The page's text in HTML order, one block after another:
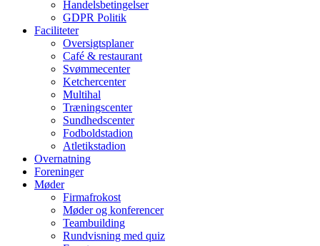
Handelsbetingelser
GDPR Politik
Faciliteter
Oversigtsplaner
Café & restaurant
Svømmecenter
Ketchercenter
Multihal
Træningscenter
Sundhedscenter
Fodboldstadion
Atletikstadion
Overnatning
Foreninger
Møder
Firmafrokost
Møder og konferencer
Teambuilding
Rundvisning med quiz